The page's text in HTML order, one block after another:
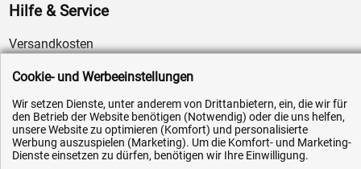
Hilfe & Service
Versandkosten
Zahlungsarten
AGB / Widerrufsrecht
Datenschutz
Impressum
Cookie- und Werbeeinstellungen
Wir setzen Dienste, unter anderem von Drittanbietern, ein, die wir für
den Betrieb der Website benötigen (Notwendig) oder die uns helfen,
unsere Website zu optimieren (Komfort) und personalisierte
Werbung auszuspielen (Marketing). Um die Komfort- und Marketing-
Dienste einsetzen zu dürfen, benötigen wir Ihre Einwilligung.